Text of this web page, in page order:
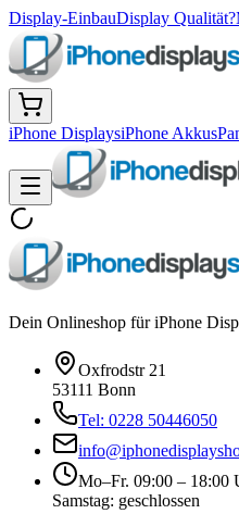
Display-EinbauDisplay Qualität?
iPhone DisplaysiPhone Akkus
Dein Onlineshop für iPhone
Oxfrodstr 21
53111 Bonn
Tel: 0228 50446050
Mo–Fr. 09:00 – 18:00
Samstag: geschlossen